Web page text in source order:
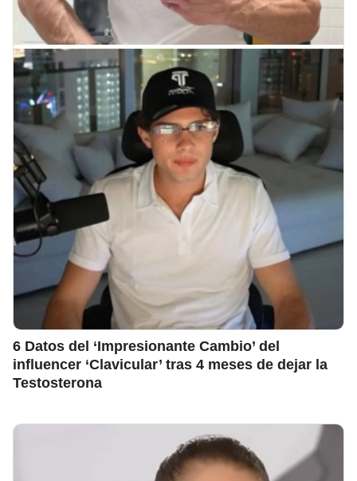
6 Datos del ‘Impresionante Cambio’ del
influencer ‘Clavicular’ tras 4 meses de dejar la
Testosterona